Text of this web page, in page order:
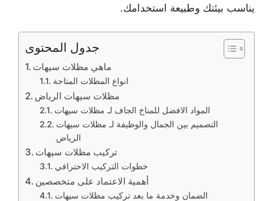
يناسب بيئتك وطبيعة استخدامك.
جدول المحتوى
ماهي مظلات سيهات
انواع المظلات المتاحة
مظلات سيهات الرياض
التصميم بين الجمال والوظيفة لـ مظلات سيهات
الرياض
تركيب مظلات سيهات
خطوات التركيب الاحترافي
أهمية الاعتماد على متخصصين
الضمان وخدمة ما بعد تركيب مظلات سيهات